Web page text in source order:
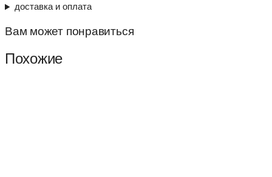
доставка и оплата
Вам может понравиться
Похожие